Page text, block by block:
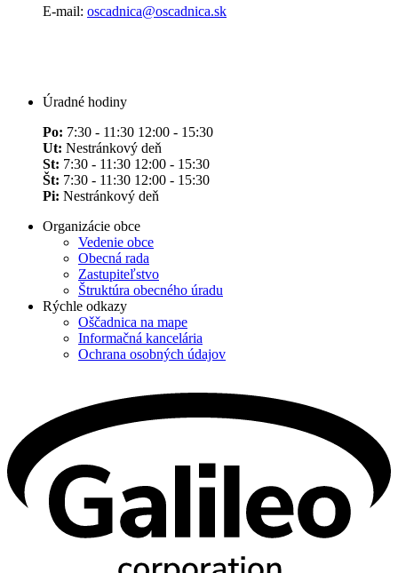
E-mail: oscadnica@oscadnica.sk
Úradné hodiny
Po: 7:30 - 11:30 12:00 - 15:30
Ut: Nestránkový deň
St: 7:30 - 11:30 12:00 - 15:30
Št: 7:30 - 11:30 12:00 - 15:30
Pi: Nestránkový deň
Organizácie obce
Vedenie obce
Obecná rada
Zastupiteľstvo
Štruktúra obecného úradu
Rýchle odkazy
Oščadnica na mape
Informačná kancelária
Ochrana osobných údajov